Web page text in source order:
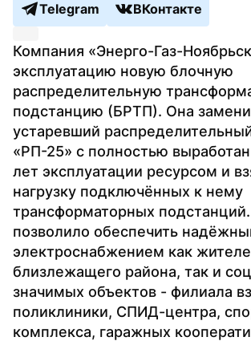
Telegram
ВКонтакте
Компания «Энерго-Газ-
эксплуатацию новую блочную
распределительную
подстанцию (БРТП). Она
устаревший
«РП-25» с полностью
лет эксплуатации ресурсом и
нагрузку подключённых к нему
трансформаторных
позволило обеспечить
электроснабжением как
близлежащего района, так и
значимых объектов - филиала
поликлиники, СПИД-центра,
комплекса, гаражных